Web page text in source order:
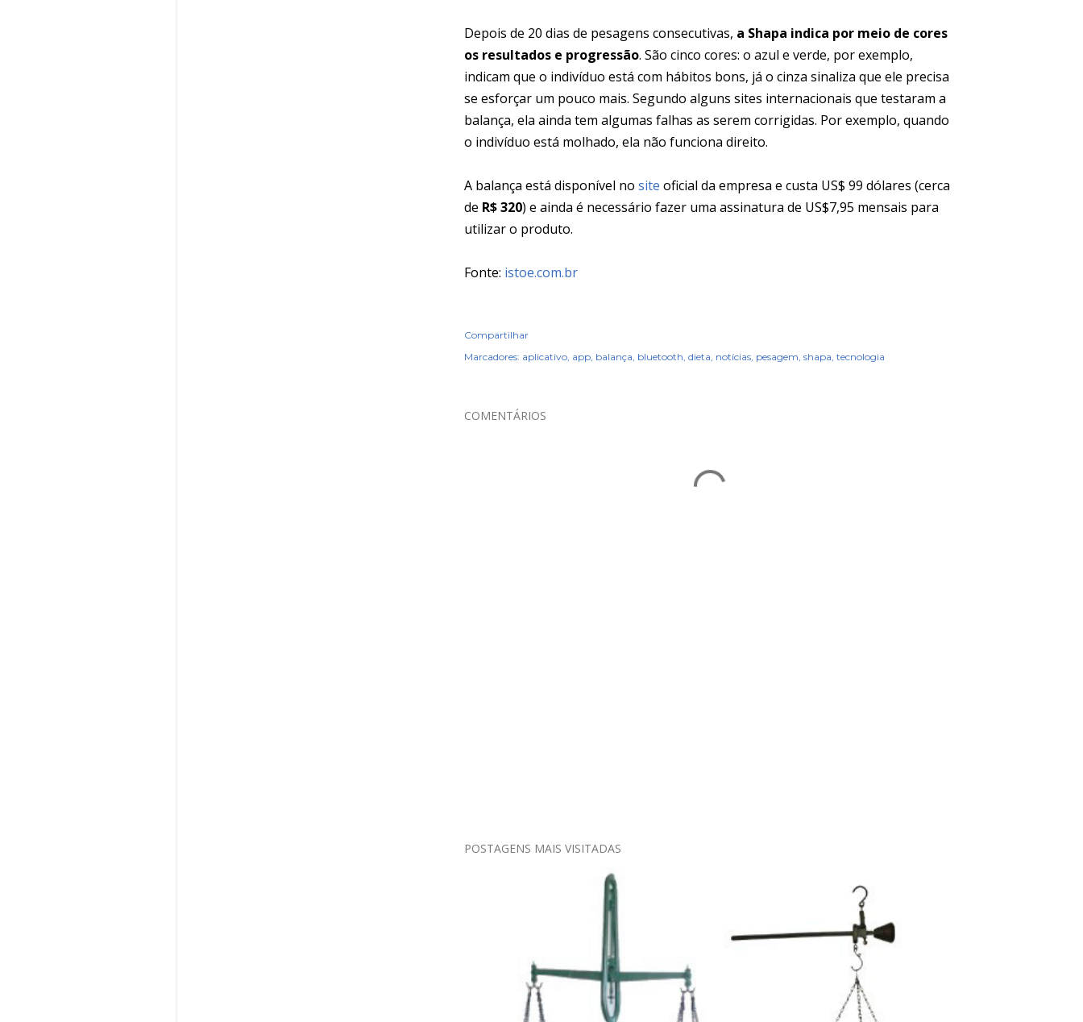
Depois de 20 dias de pesagens consecutivas, a Shapa indica por meio de cores
os resultados e progressão. São cinco cores: o azul e verde, por exemplo,
indicam que o indivíduo está com hábitos bons, já o cinza sinaliza que ele precisa
se esforçar um pouco mais. Segundo alguns sites internacionais que testaram a
balança, ela ainda tem algumas falhas as serem corrigidas. Por exemplo, quando
o indivíduo está molhado, ela não funciona direito.
A balança está disponível no site oficial da empresa e custa US$ 99 dólares (cerca
de R$ 320) e ainda é necessário fazer uma assinatura de US$7,95 mensais para
utilizar o produto.
Fonte: istoe.com.br
Compartilhar
Marcadores: aplicativo app balança bluetooth dieta notícias pesagem shapa tecnologia
COMENTÁRIOS
POSTAGENS MAIS VISITADAS